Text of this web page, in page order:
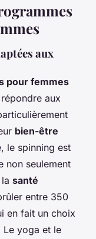
aux
pour femmes
aux
bien-être
le spinning est
non seulement
santé
entre 350
en fait un choix
yoga et le